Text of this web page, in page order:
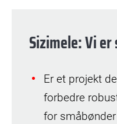
Sizimele: Vi
Er et projekt
forbedre
for